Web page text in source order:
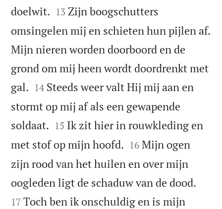
doelwit. 

13 Zijn boogschutters
omsingelen mij en schieten hun pijlen af.
Mijn nieren worden doorboord en de
grond om mij heen wordt doordrenkt met
gal. 

14 Steeds weer valt Hij mij aan en
stormt op mij af als een gewapende
soldaat. 

15 Ik zit hier in rouwkleding en
met stof op mijn hoofd. 

16 Mijn ogen
zijn rood van het huilen en over mijn
oogleden ligt de schaduw van de dood.
17 Toch ben ik onschuldig en is mijn